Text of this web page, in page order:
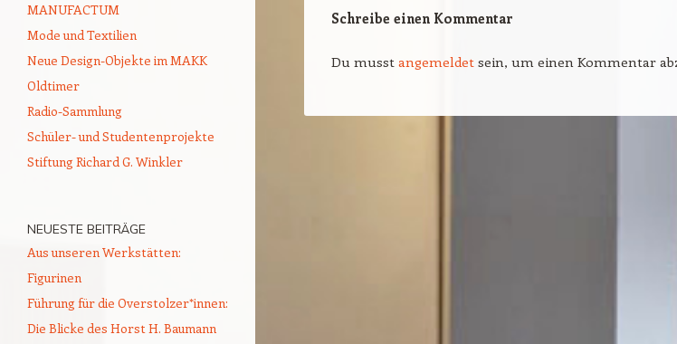
Schreibe einen Kommentar
Du musst angemeldet sein, um einen Kommentar
MANUFACTUM
Mode und Textilien
Neue Design-Objekte im MAKK
Oldtimer
Radio-Sammlung
Schüler- und Studentenprojekte
Stiftung Richard G. Winkler
NEUESTE BEITRÄGE
Aus unseren Werkstätten:
Figurinen
Führung für die Overstolzer*innen:
Die Blicke des Horst H. Baumann